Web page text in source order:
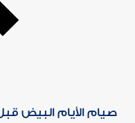
صيام الأيام البيض